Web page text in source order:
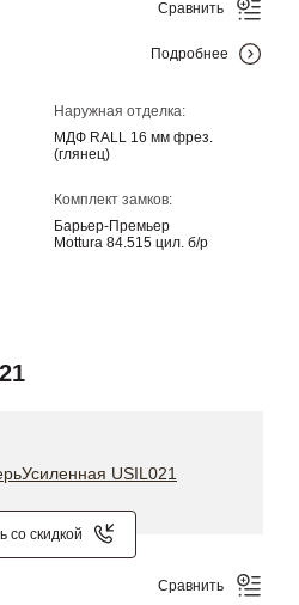
Наружная отделка:
МДФ RALL 16 мм фрез.
(глянец)
Комплект замков:
Барьер-Премьер
Mottura 84.515 цил. б/р
Сравнить
Подробнее
со скидкой
Сравнить